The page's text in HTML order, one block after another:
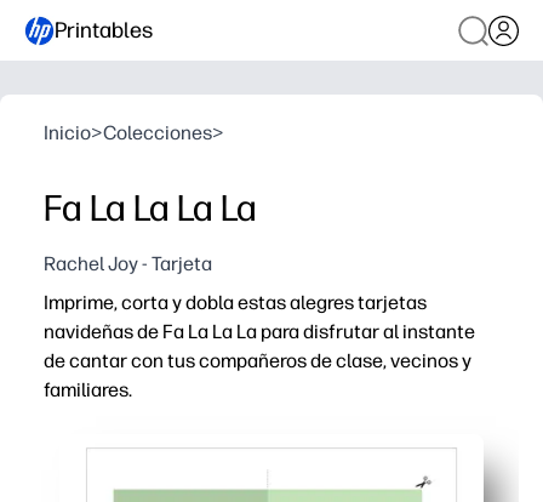
Printables
Inicio>Colecciones>
Fa La La La La
Rachel Joy - Tarjeta
Imprime, corta y dobla estas alegres tarjetas
navideñas de Fa La La La para disfrutar al instante
de cantar con tus compañeros de clase, vecinos y
familiares.
Sin necesidad de preparación: basta con imprimir en
Diseño aprobado por niños: el atrevido look de Fa La